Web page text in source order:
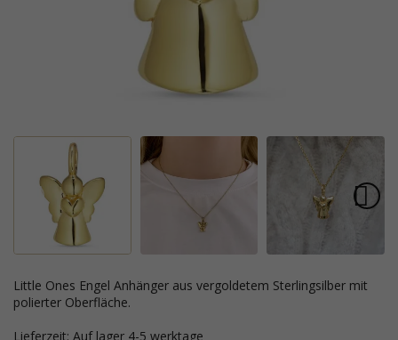
Little Ones Engel Anhänger aus vergoldetem Sterlingsilber mit
polierter Oberfläche.
Lieferzeit: Auf lager 4-5 werktage